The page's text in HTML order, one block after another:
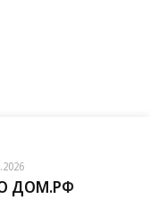
ДОМ.РФ